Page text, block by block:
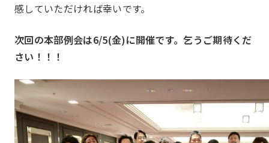
感していただければ幸いです。
次回の本部例会は6/5(金)に開催です。乞うご期待くだ
さい！！！